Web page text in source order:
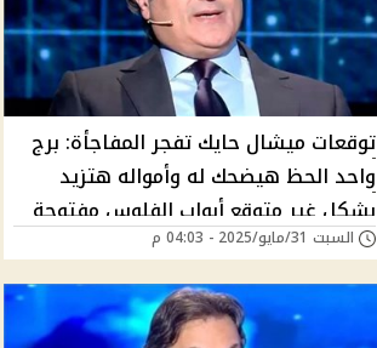
توقعات ميشال حايك تفجر المفاجأة: برج
واحد الحظ هيضحك له وأمواله هتزيد
بشكل غير متوقع أبواب الفلوس مفتوحة
له والبخت هينور له الطريق في يونيو
السبت 31/مايو/2025 - 04:03 م